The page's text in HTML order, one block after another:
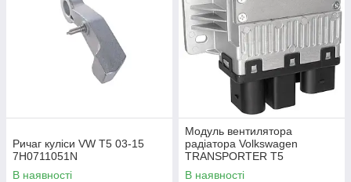
Ричаг куліси VW T5 03-15
7H0711051N
В наявності
Модуль вентилятора
радіатора Volkswagen
TRANSPORTER T5
Фургон 03-15 7H0919506D
В наявності